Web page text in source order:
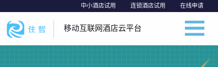
在线申请
连锁酒店试用
中小酒店试用
移动互联网酒店云平台